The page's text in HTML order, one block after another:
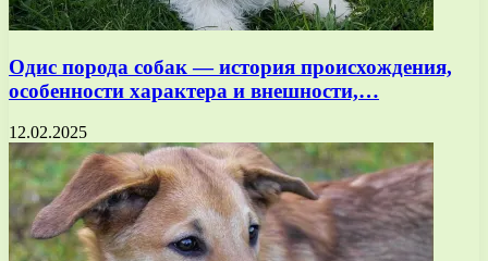
Одис порода собак — история происхождения,
особенности характера и внешности,…
12.02.2025